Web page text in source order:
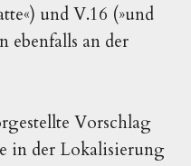
und V.16 (»und
ebenfalls an der
Vorschlag
in der Lokalisierung